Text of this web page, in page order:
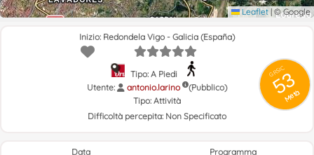
Leaflet | © Google
GRSIC
53
Metà
Inizio: Redondela Vigo - Galicia (España)
Tipo: A Piedi
Utente:
antonio.larino
(Pubblico)
Tipo: Attività
Difficoltà percepita: Non Specificato
Data Programma